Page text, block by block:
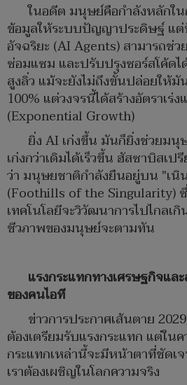
ในอดีต มนุษย์คือกำลังหลักใ
ข้อมูลให้ระบบปัญญาประดิษฐ์ แ
อัจฉริยะ (AI Agents) สามารถช่ว
ซ่อมแซม และปรับปรุงซอร์สโค้ด
สูงลิ่ว แม้จะยังไม่ถึงขั้นปล่อยให้มั
100% แต่วงจรนี้ได้สร้างอัตราเร่
(Exponential Growth)
ยิ่ง AI เก่งขึ้น มันก็ยิ่งช่วยมนุ
เก่งกว่าเดิมได้เร็วขึ้น ฮัสซาบิสเ
ว่า มนุษยชาติกำลังยืนอยู่บน "เนิ
(Foothills of the Singularity)
เทคโนโลยีจะวิวัฒนาการไปไกลเ
ชีวภาพของมนุษย์จะตามทัน
แรงกระแทกทางเศรษฐกิจแล
ของคนไอที
ข่าวการประกาศเส้นตาย
ต้องเตรียมรับแรงกระแทก แต่ใน
กระแทกเหล่านี้จะมีหน้าตาที่ชัดเ
เราต้องเผชิญในโลกความจริง